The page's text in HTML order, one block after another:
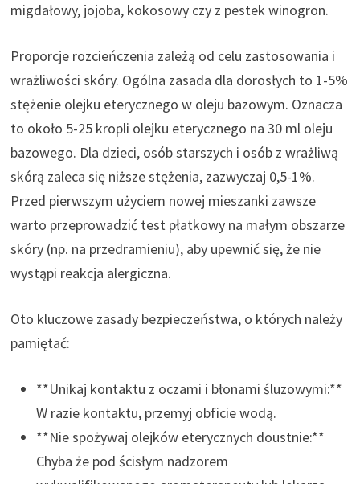
migdałowy, jojoba, kokosowy czy z pestek winogron.
Proporcje rozcieńczenia zależą od celu zastosowania i
wrażliwości skóry. Ogólna zasada dla dorosłych to 1-5%
stężenie olejku eterycznego w oleju bazowym. Oznacza
to około 5-25 kropli olejku eterycznego na 30 ml oleju
bazowego. Dla dzieci, osób starszych i osób z wrażliwą
skórą zaleca się niższe stężenia, zazwyczaj 0,5-1%.
Przed pierwszym użyciem nowej mieszanki zawsze
warto przeprowadzić test płatkowy na małym obszarze
skóry (np. na przedramieniu), aby upewnić się, że nie
wystąpi reakcja alergiczna.
Oto kluczowe zasady bezpieczeństwa, o których należy
pamiętać:
**Unikaj kontaktu z oczami i błonami śluzowymi:**
W razie kontaktu, przemyj obficie wodą.
**Nie spożywaj olejków eterycznych doustnie:**
Chyba że pod ścisłym nadzorem